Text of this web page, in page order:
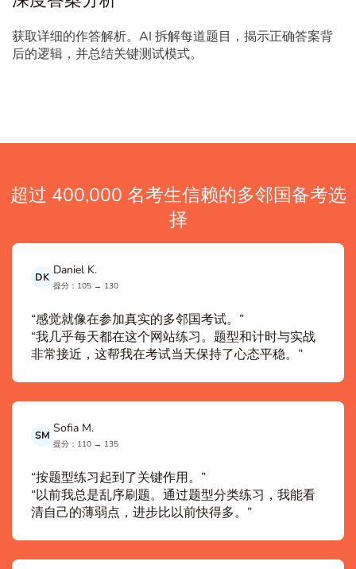
获取详细的作答解析。AI 拆解每道题目，揭示正确答案背
后的逻辑，并总结关键测试模式。
超过 400,000 名考生信赖的多邻国备考选
择
DK Daniel K.
提分：105 → 130
“感觉就像在参加真实的多邻国考试。”
“我几乎每天都在这个网站练习。题型和计时与实战
非常接近，这帮我在考试当天保持了心态平稳。”
SM Sofia M.
提分：110 → 135
“按题型练习起到了关键作用。”
“以前我总是乱序刷题。通过题型分类练习，我能看
清自己的薄弱点，进步比以前快得多。”